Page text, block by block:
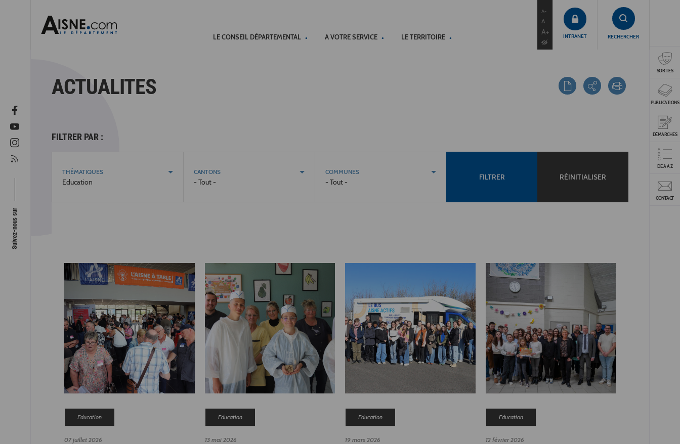
LE CONSEIL DÉPARTEMENTAL A VOTRE SERVICE LE TERRITOIRE
A-
A
A+ INTRANET RECHERCHER
SORTIES
PUBLICATIONS
DÉMARCHES
DE A À Z
CONTACT
ACTUALITES
FILTRER PAR :
THÉMATIQUES
Education
CANTONS
- Tout -
COMMUNES
- Tout -
FILTRER RÉINITIALISER
07 juillet 2026
Education
13 mai 2026
Education
19 mars 2026
Education
12 février 2026
Education